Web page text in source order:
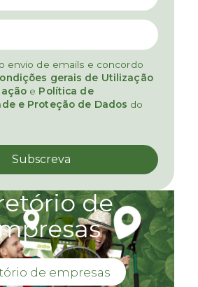
envio de emails e concordo
gerais de Utilização
e Política de
e Proteção de Dados do
de
de empresas